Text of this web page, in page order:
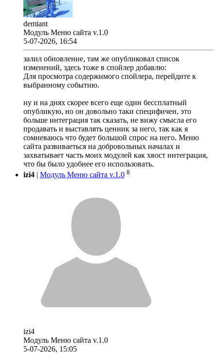
demiant
Модуль Меню сайта v.1.0
5-07-2026, 16:54
залил обновление, там же опубликовал список
изменений, здесь тоже в спойлер добавлю:
Для просмотра содержимого спойлера, перейдите к
выбранному событию.
ну и на днях скорее всего еще один бессплатный
опубликую, но он довольно таки специфичен, это
больше интеграция так сказать, не вижу смысла его
продавать и выставлять ценник за него, так как я
сомневаюсь что будет большой спрос на него. Меню
сайта развиваеться на добровольных началах и
захватывает часть моих модулей как хвост интеграция,
что бы было удобнее его использовать.
izi4 | Модуль Меню сайта v.1.0 8
izi4
Модуль Меню сайта v.1.0
5-07-2026, 15:05